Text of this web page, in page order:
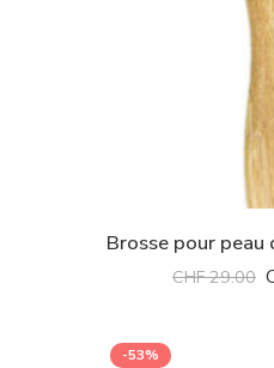
Brosse pour peau
CHF29.00
-53%